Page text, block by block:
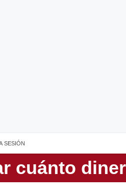
SESIÓN